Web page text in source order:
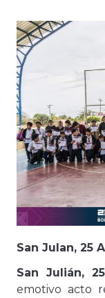
San Julan, 25
San Julián,
emotivo acto